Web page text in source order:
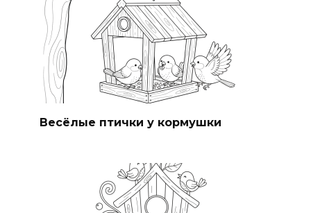
Весёлые птички у кормушки